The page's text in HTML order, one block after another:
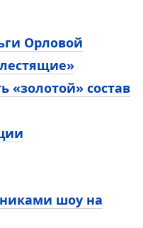
Орловой
«золотой» состав
шоу на